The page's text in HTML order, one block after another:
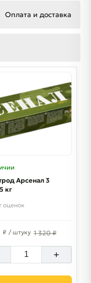
Оплата и доставка
3
кг
оценок
₽ / штуку 1 320 ₽
+